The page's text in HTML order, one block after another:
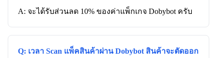
A: จะได้รับส่วนลด 10% ของค่าแพ็กเกจ Dobybot ครับ
Q: เวลา Scan แพ็คสินค้าผ่าน Dobybot สินค้าจะตัดออก